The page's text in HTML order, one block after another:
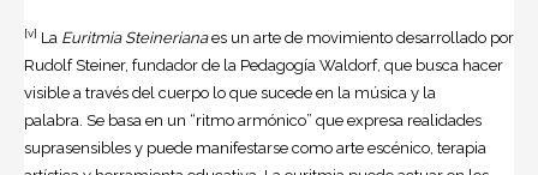
[v] La Euritmia Steinerianaes un arte de movimiento desarrollado por
Rudolf Steiner, fundador de la Pedagogía Waldorf, que busca hacer
visible a través del cuerpo lo que sucede en la música y la
palabra. Se basa en un “ritmo armónico” que expresa realidades
suprasensibles y puede manifestarse como arte escénico, terapia